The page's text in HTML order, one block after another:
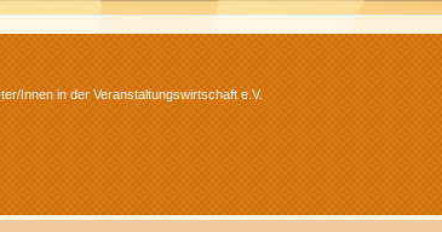
Innen in der Veranstaltungswirtschaft e.V.